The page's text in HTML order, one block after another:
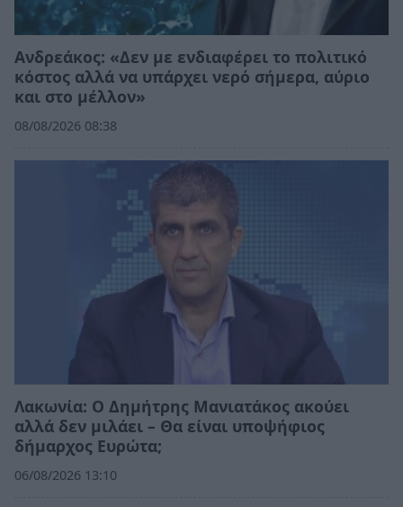
Ανδρεάκος: «Δεν με ενδιαφέρει το πολιτικό
κόστος αλλά να υπάρχει νερό σήμερα, αύριο
και στο μέλλον»
08/08/2026 08:38
Λακωνία: Ο Δημήτρης Μανιατάκος ακούει
αλλά δεν μιλάει – Θα είναι υποψήφιος
δήμαρχος Ευρώτα;
06/08/2026 13:10